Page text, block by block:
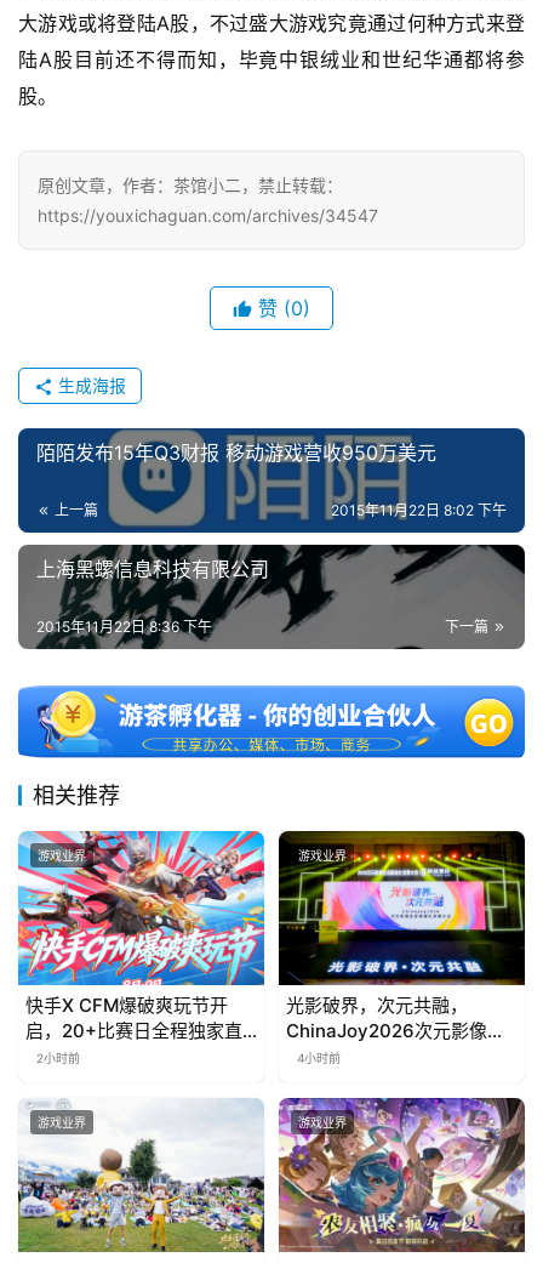
中
国
)
大游戏或将登陆A股，不过盛大游戏究竟通过何种方式来登
陆A股目前还不得而知，毕竟中银绒业和世纪华通都将参
股。
原创文章，作者：茶馆小二，禁止转载：
https://youxichaguan.com/archives/34547
赞 (0)
生成海报
陌陌发布15年Q3财报 移动游戏营收950万美元
上一篇 2015年11月22日 8:02 下午
上海黑螺信息科技有限公司
下一篇
2015年11月22日 8:36 下午
相关推荐
游戏业界
快手X CFM爆破爽玩节开
启，20+比赛日全程独家直
播2小时前
游戏业界
光影破界，次元共融，
ChinaJoy2026次元影像生
态标准化发展大会盛大召开
4小时前
游戏业界 游戏业界